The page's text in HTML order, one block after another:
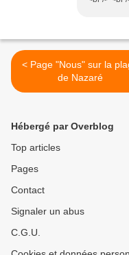
< Page "Nous" sur la plage
de Nazaré
Hébergé par Overblog
Top articles
Pages
Contact
Signaler un abus
C.G.U.